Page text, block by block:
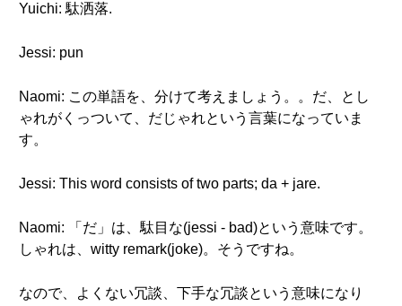
Yuichi: 駄洒落.
Jessi: pun
Naomi: この単語を、分けて考えましょう。。だ、とし
ゃれがくっついて、だじゃれという言葉になっていま
す。
Jessi: This word consists of two parts; da + jare.
Naomi: 「だ」は、駄目な(jessi - bad)という意味です。
しゃれは、witty remark(joke)。そうですね。
なので、よくない冗談、下手な冗談という意味になり